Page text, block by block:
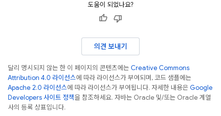
도움이 되었나요?
의견 보내기
달리 명시되지 않는 한 이 페이지의 콘텐츠에는 Creative Commons
Attribution 4.0 라이선스에 따라 라이선스가 부여되며, 코드 샘플에는
Apache 2.0 라이선스에 따라 라이선스가 부여됩니다. 자세한 내용은 Google
Developers 사이트 정책을 참조하세요. 자바는 Oracle 및/또는 Oracle 계열
사의 등록 상표입니다.